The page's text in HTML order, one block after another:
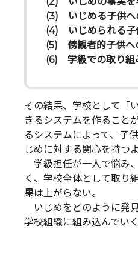
(3) いじめる子供へ
(4) いじめられる子
(5) 傍観者的子供へ
(6) 学級での取り組
その結果、学校として「
きるシステムを作ること
るシステムによって、子
じめに対する関心を持つ
学級担任が一人で悩み
く、学校全体として取り
果は上がらない。
いじめをどのように発
学校組織に組み込んでい